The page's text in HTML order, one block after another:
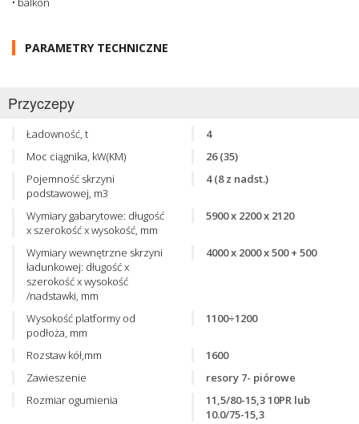
PARAMETRY TECHNICZNE
Przyczepy
Ładowność, t
4
Moc ciągnika, kW(KM)
26 (35)
Pojemność skrzyni
podstawowej, m3
4 (8 z nadst.)
Wymiary gabarytowe: długość
x szerokość x wysokość, mm
5900 x 2200 x 2120
Wymiary wewnętrzne skrzyni
ładunkowej: długość x
szerokość x wysokość
/nadstawki, mm
4000 x 2000 x 500 + 500
Wysokość platformy od
podłoża, mm
1100÷1200
Rozstaw kół,mm
1600
Zawieszenie
resory 7- piórowe
Rozmiar ogumienia
11,5/80-15,3 10PR lub
10.0/75-15,3